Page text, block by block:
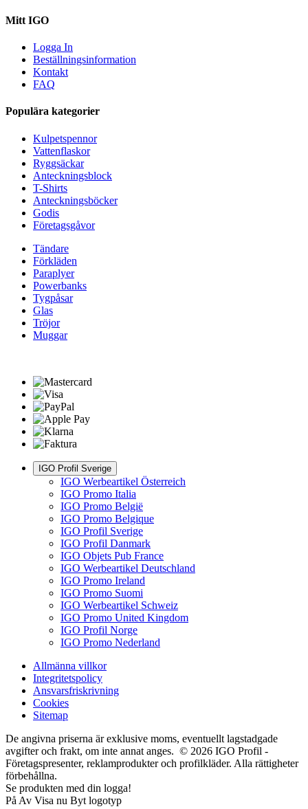
Mitt IGO
Logga In
Beställningsinformation
Kontakt
FAQ
Populära kategorier
Kulpetspennor
Vattenflaskor
Ryggsäckar
Anteckningsblock
T-Shirts
Anteckningsböcker
Godis
Företagsgåvor
Tändare
Förkläden
Paraplyer
Powerbanks
Tygpåsar
Glas
Tröjor
Muggar
IGO Profil Sverige
IGO Werbeartikel Österreich
IGO Promo Italia
IGO Promo België
IGO Promo Belgique
IGO Profil Sverige
IGO Profil Danmark
IGO Objets Pub France
IGO Werbeartikel Deutschland
IGO Promo Ireland
IGO Promo Suomi
IGO Werbeartikel Schweiz
IGO Promo United Kingdom
IGO Profil Norge
IGO Promo Nederland
Allmänna villkor
Integritetspolicy
Ansvarsfriskrivning
Cookies
Sitemap
De angivna priserna är exklusive moms, eventuellt lagstadgade
avgifter och frakt, om inte annat anges. © 2026 IGO Profil -
Företagspresenter, reklamprodukter och profilkläder. Alla rättigheter
förbehållna.
Se produkten med din logga!
På Av Visa nu Byt logotyp